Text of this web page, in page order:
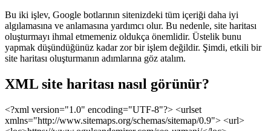
Bu iki işlev, Google botlarının sitenizdeki tüm içeriği daha iyi
algılamasına ve anlamasına yardımcı olur. Bu nedenle, site haritası
oluşturmayı ihmal etmemeniz oldukça önemlidir. Üstelik bunu
yapmak düşündüğünüz kadar zor bir işlem değildir. Şimdi, etkili bir
site haritası oluşturmanın adımlarına göz atalım.
XML site haritası nasıl görünür?
<?xml version="1.0" encoding="UTF-8"?> <urlset
xmlns="http://www.sitemaps.org/schemas/sitemap/0.9"> <url>